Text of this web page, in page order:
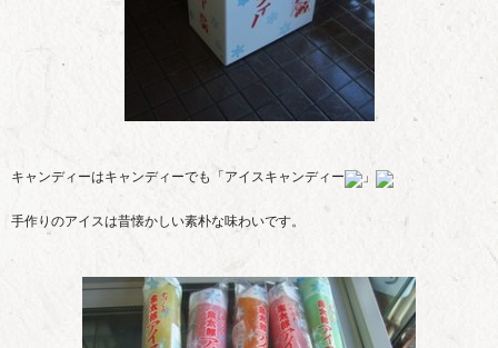
キャンディーはキャンディーでも「アイスキャンディー 」
手作りのアイスは昔懐かしい素朴な味わいです。